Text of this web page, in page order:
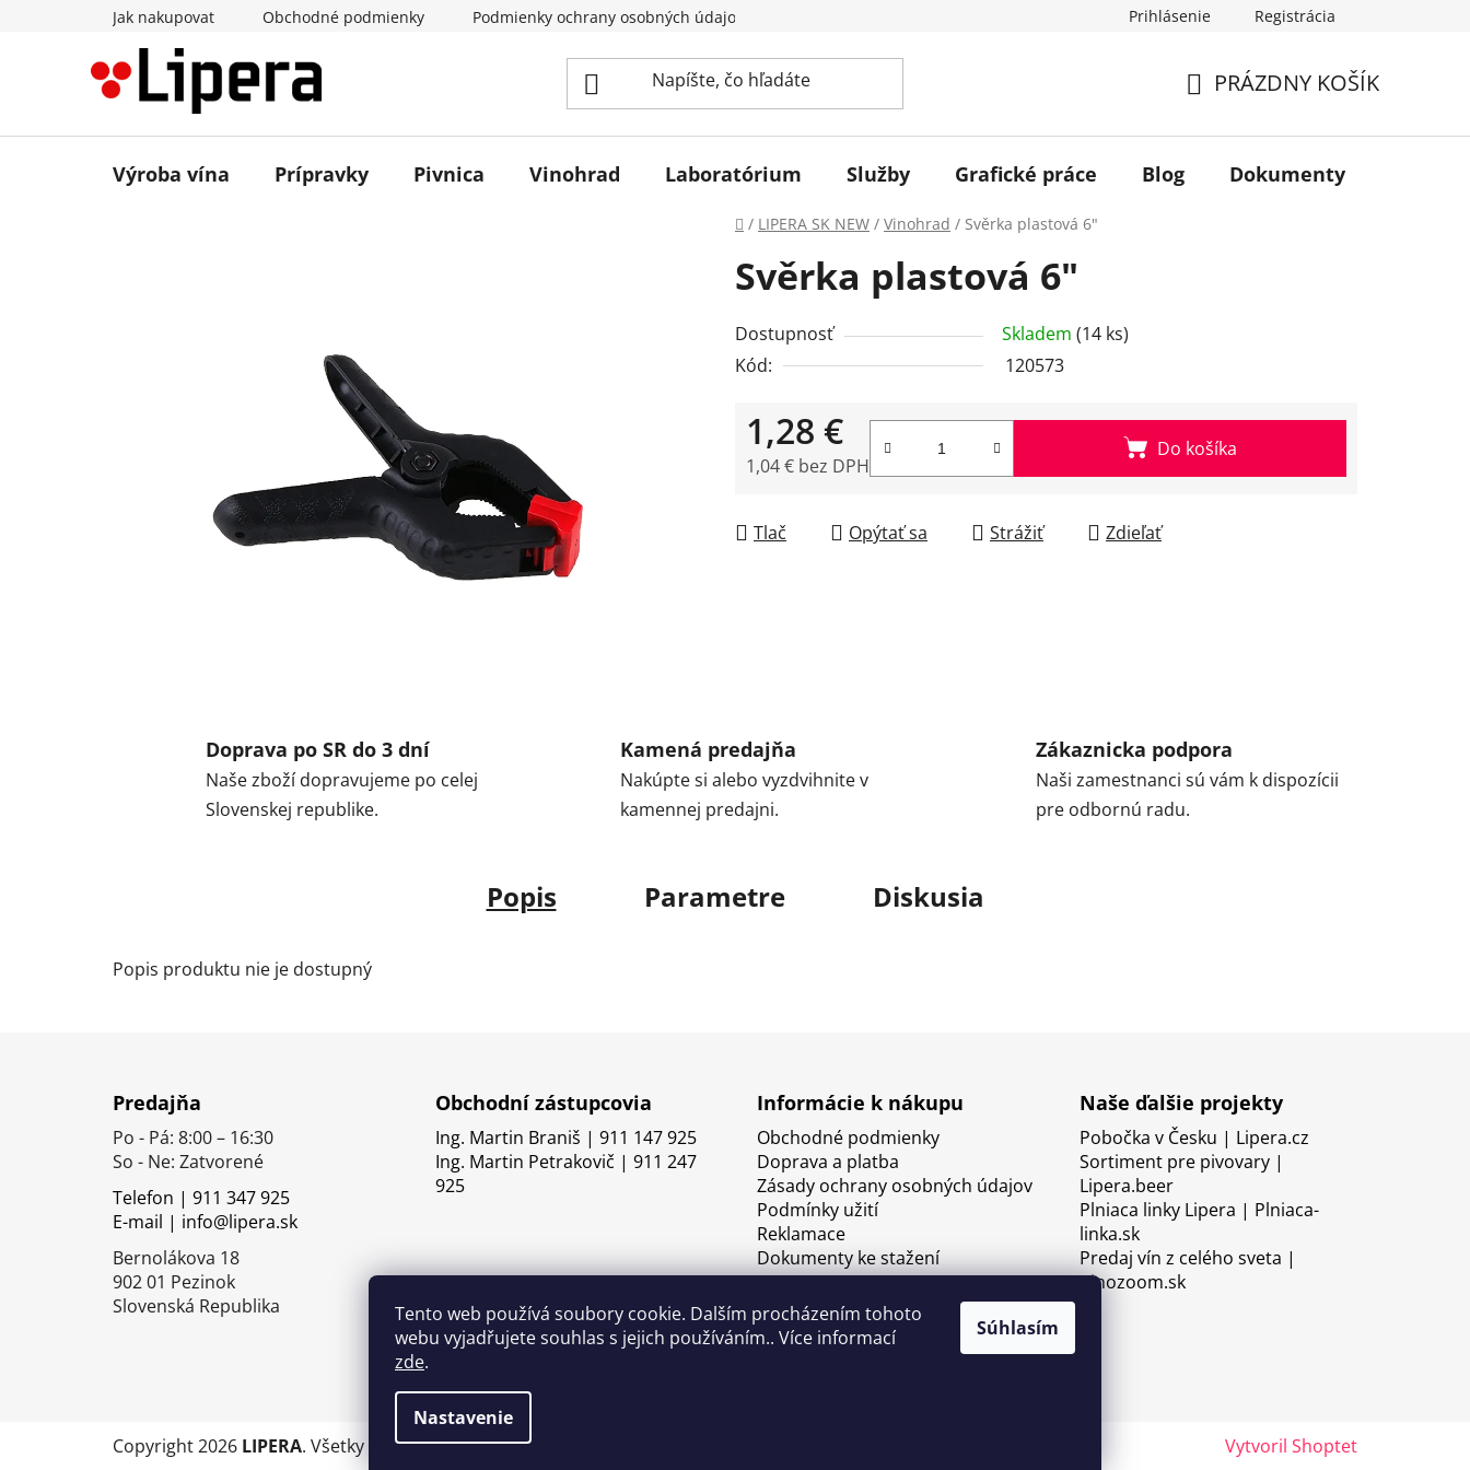
Tento web používá soubory cookie. Dalším procházením tohoto
webu vyjadřujete souhlas s jejich používáním.. Více informací
zde.
Nastavenie
Súhlasím
Jak nakupovat Obchodné podmienky Podmienky ochrany osobných údajov Prihlásenie Registrácia
KOŠÍK
PRÁZDNY KOŠÍK
Výroba vína Prípravky Pivnica Vinohrad Laboratórium Služby Grafické práce Blog Dokumenty
Domov
/ LIPERA SK NEW / Vinohrad / Svěrka plastová 6"
Svěrka plastová 6"
Dostupnosť Skladem (14 ks)
Kód:
120573
1,28 €
1,04 € bez DPH
Do košíka
Tlač Opýtať sa Strážiť Zdieľať
Doprava po SR do 3 dní
Naše zboží dopravujeme po celej
Slovenskej republike.
Kamená predajňa
Nakúpte si alebo vyzdvihnite v
kamennej predajni.
Zákaznicka podpora
Naši zamestnanci sú vám k dispozícii
pre odbornú radu.
Popis Parametre Diskusia
Popis produktu nie je dostupný
Predajňa
Po - Pá: 8:00 – 16:30
So - Ne: Zatvorené
Telefon | 911 347 925
E-mail | info@lipera.sk
Bernolákova 18
902 01 Pezinok
Slovenská Republika
Obchodní zástupcovia
Ing. Martin Braniš | 911 147 925
Ing. Martin Petrakovič | 911 247
925
Informácie k nákupu
Obchodné podmienky
Doprava a platba
Zásady ochrany osobných údajov
Podmínky užití
Reklamace
Dokumenty ke stažení
Naše ďalšie projekty
Pobočka v Česku | Lipera.cz
Sortiment pre pivovary |
Lipera.beer
Plniaca linky Lipera | Plniaca-
linka.sk
Predaj vín z celého sveta |
Vinozoom.sk
Vytvoril Shoptet
Copyright 2026 LIPERA. Všetky práva vyhradené.